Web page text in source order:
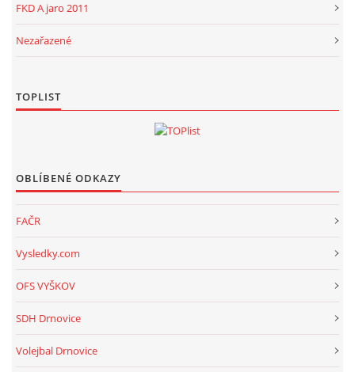
FKD A jaro 2011
Nezařazené
TOPLIST
OBLÍBENÉ ODKAZY
FAČR
Vysledky.com
OFS VYŠKOV
SDH Drnovice
Volejbal Drnovice